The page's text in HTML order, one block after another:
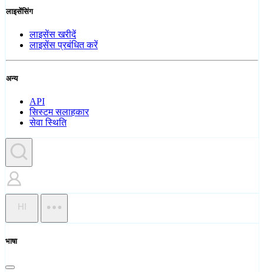
लाइसेंसिंग
लाइसेंस खरीदें
लाइसेंस प्रबंधित करें
अन्य
API
सिस्टम सलाहकार
सेवा स्थिति
HI
भाषा